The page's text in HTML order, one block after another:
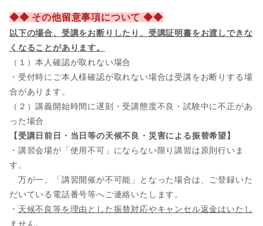
◆◆ その他留意事項について ◆◆
以下の場合、 受講をお断りしたり、受講証明書をお渡しできな
くなることがあります。
（１）本人確認が取れない場合
・受付時にご本人様確認が取れない場合は受講をお断りする場
合があります。
（２）講義開始時間に遅刻・受講態度不良・試験中に不正があ
った場合
【受講日前日・当日等の天候不良・災害による振替希望】
・講習会場が「使用不可」にならない限り講習は原則行いま
す。
万が一、「講習開催が不可能」となった場合は、ご登録いた
だいている電話番号等へご連絡いたします。
・ 天候不良等を理由とした振替対応やキャンセル返金はいたし
ません。